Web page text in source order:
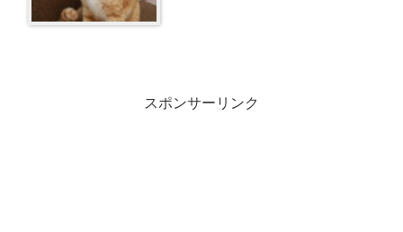
スポンサーリンク